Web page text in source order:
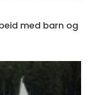
med barn og